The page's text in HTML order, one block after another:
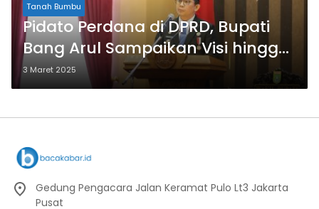
Tanah Bumbu
Pidato Perdana di DPRD, Bupati
Bang Arul Sampaikan Visi hingga
Program Unggulan
3 Maret 2025
Gedung Pengacara Jalan Keramat Pulo Lt3 Jakarta
Pusat